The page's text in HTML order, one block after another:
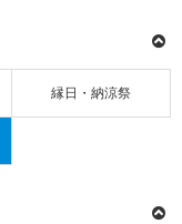
縁日・納涼祭